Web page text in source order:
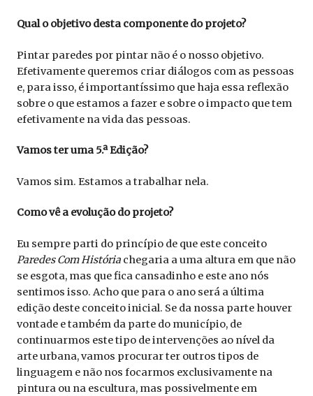
Qual o objetivo desta componente do projeto?
Pintar paredes por pintar não é o nosso objetivo.
Efetivamente queremos criar diálogos com as pessoas
e, para isso, é importantíssimo que haja essa reflexão
sobre o que estamos a fazer e sobre o impacto que tem
efetivamente na vida das pessoas.
Vamos ter uma 5.ª Edição?
Vamos sim. Estamos a trabalhar nela.
Como vê a evolução do projeto?
Eu sempre parti do princípio de que este conceito
Paredes Com História chegaria a uma altura em que não
se esgota, mas que fica cansadinho e este ano nós
sentimos isso. Acho que para o ano será a última
edição deste conceito inicial. Se da nossa parte houver
vontade e também da parte do município, de
continuarmos este tipo de intervenções ao nível da
arte urbana, vamos procurar ter outros tipos de
linguagem e não nos focarmos exclusivamente na
pintura ou na escultura, mas possivelmente em